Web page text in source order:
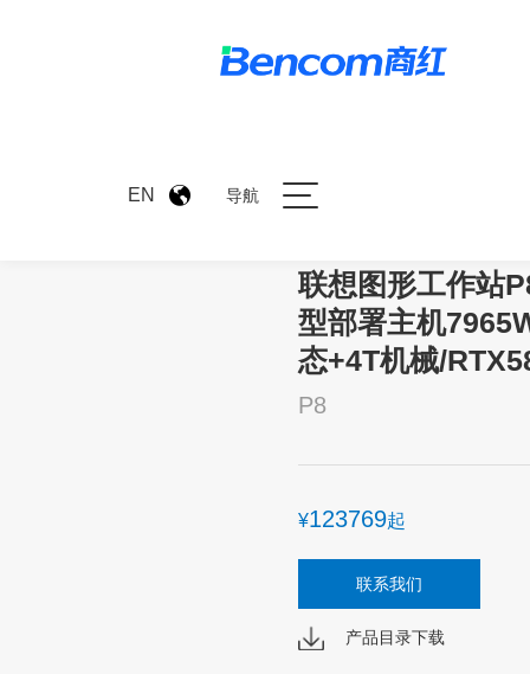
EN 导航
联想图形工作站
型部署主机
态+4T机械/
P8
¥123769起
联系我们
产品目录下载